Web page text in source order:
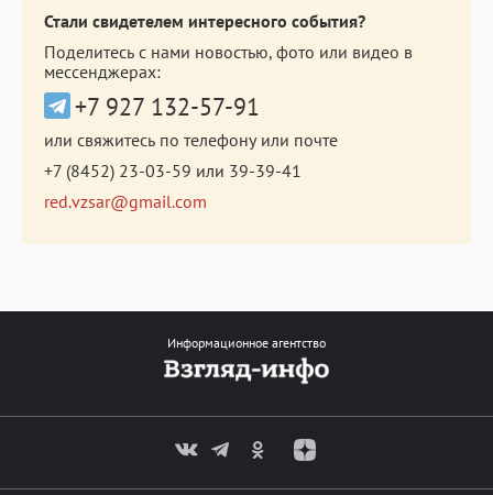
Стали свидетелем интересного события?
Поделитесь с нами новостью, фото или видео в
мессенджерах:
+7 927 132-57-91
или свяжитесь по телефону или почте
+7 (8452) 23-03-59 или 39-39-41
red.vzsar@gmail.com
Информационное агентство